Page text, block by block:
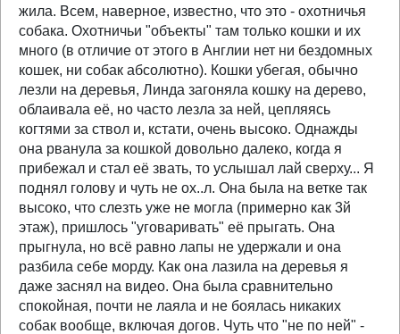
жила. Всем, наверное, известно, что это - охотничья
собака. Охотничьи "объекты" там только кошки и их
много (в отличие от этого в Англии нет ни бездомных
кошек, ни собак абсолютно). Кошки убегая, обычно
лезли на деревья, Линда загоняла кошку на дерево,
облаивала её, но часто лезла за ней, цепляясь
когтями за ствол и, кстати, очень высоко. Однажды
она рванула за кошкой довольно далеко, когда я
прибежал и стал её звать, то услышал лай сверху... Я
поднял голову и чуть не ох..л. Она была на ветке так
высоко, что слезть уже не могла (примерно как 3й
этаж), пришлось "уговаривать" её прыгать. Она
прыгнула, но всё равно лапы не удержали и она
разбила себе морду. Как она лазила на деревья я
даже заснял на видео. Она была сравнительно
спокойная, почти не лаяла и не боялась никаких
собак вообще, включая догов. Чуть что "не по ней" -